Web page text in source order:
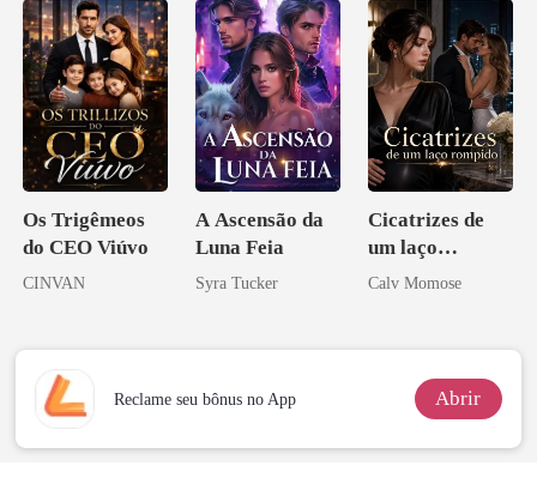
Os Trigêmeos
do CEO Viúvo
CINVAN
A Ascensão da
Luna Feia
Syra Tucker
Cicatrizes de
um laço
rompido
Calv Momose
Reclame seu bônus no App Abrir